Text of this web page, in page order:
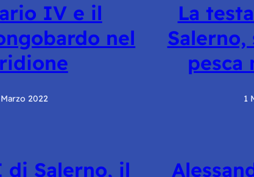
IV e il
nel
Marzo 2022
La
pesca
1
Salerno, il